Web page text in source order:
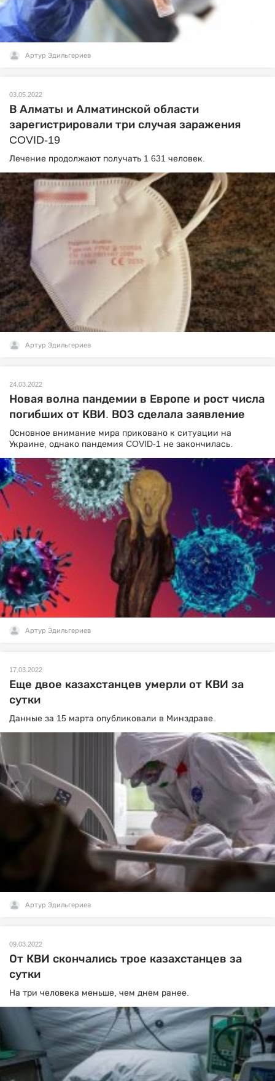
Артур Эдильгериев
03.05.2022
В Алматы и Алматинской области
зарегистрировали три случая заражения
COVID-19
Лечение продолжают получать 1 631 человек.
Артур Эдильгериев
24.03.2022
Новая волна пандемии в Европе и рост числа
погибших от КВИ. ВОЗ сделала заявление
Основное внимание мира приковано к ситуации на
Украине, однако пандемия COVID-1 не закончилась.
Артур Эдильгериев
17.03.2022
Еще двое казахстанцев умерли от КВИ за
сутки
Данные за 15 марта опубликовали в Минздраве.
Артур Эдильгериев
09.03.2022
От КВИ скончались трое казахстанцев за
сутки
На три человека меньше, чем днем ранее.